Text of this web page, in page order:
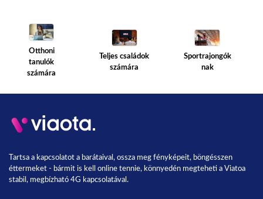
Otthoni
tanulók
számára
Teljes családok
számára
Sportrajongók
nak
Tartsa a kapcsolatot a barátaival, ossza meg fényképeit, böngésszen
éttermeket - bármit is kell online tennie, könnyedén megteheti a Viatoa
stabil, megbízható 4G kapcsolatával.